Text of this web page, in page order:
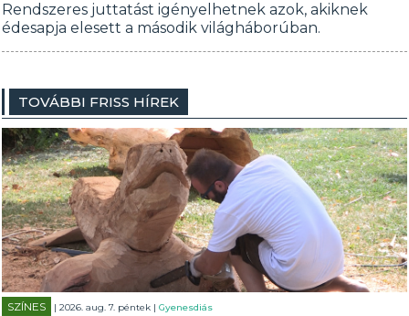
Rendszeres juttatást igényelhetnek azok, akiknek
édesapja elesett a második világháborúban.
TOVÁBBI FRISS HÍREK
SZÍNES | 2026. aug. 7. péntek |Gyenesdiás